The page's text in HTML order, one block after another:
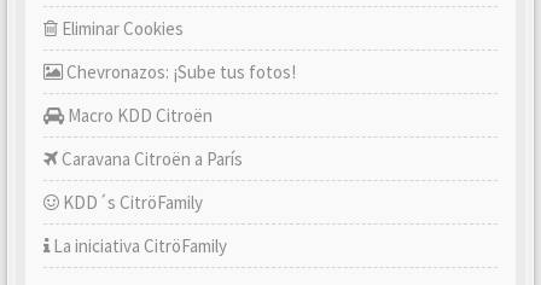
Eliminar Cookies
Chevronazos: ¡Sube tus fotos!
Macro KDD Citroën
Caravana Citroën a París
KDD´s CitröFamily
La iniciativa CitröFamily